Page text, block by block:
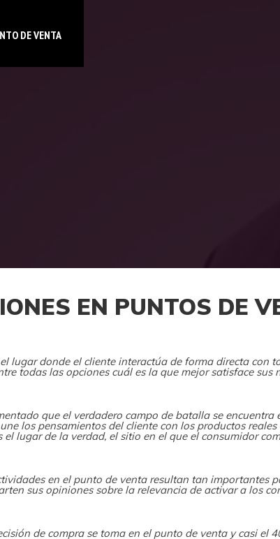
DE VENTA
EN PUNTOS DE
lugar donde el cliente interactúa de forma directa con
todas las opciones cuál es la que mejor satisface sus
que el verdadero campo de batalla se
los pensamientos del cliente con los productos
el lugar de la verdad, el sitio en el que el consumidor
en el punto de venta resultan tan importantes
sus opiniones sobre la relevancia de activar a los
de compra se toma en el punto de venta y casi el